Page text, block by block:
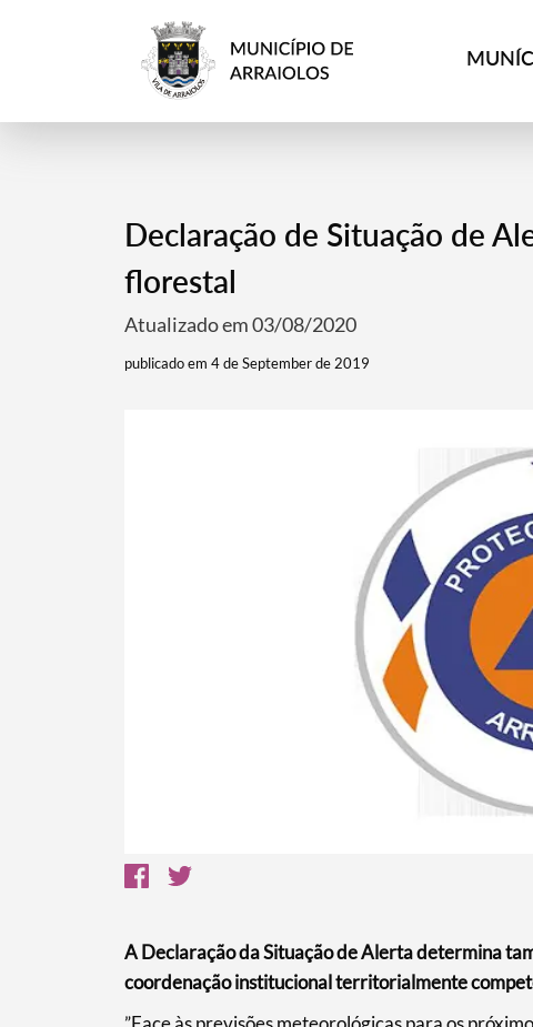
Termo de Pesquisa
Declaração de Situação de
florestal
Atualizado em 03/08/2020
publicado em 4 de September de 2019
A Declaração da Situação de Alerta determina
coordenação institucional territorialmente